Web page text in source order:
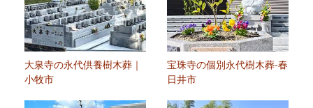
大泉寺の永代供養樹木葬｜
小牧市
宝珠寺の個別永代樹木葬-春
日井市